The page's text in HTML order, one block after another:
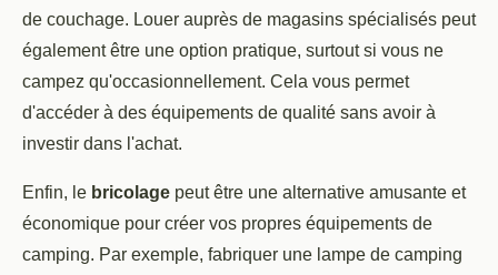
de couchage. Louer auprès de magasins spécialisés peut
également être une option pratique, surtout si vous ne
campez qu'occasionnellement. Cela vous permet
d'accéder à des équipements de qualité sans avoir à
investir dans l'achat.
Enfin, le bricolage peut être une alternative amusante et
économique pour créer vos propres équipements de
camping. Par exemple, fabriquer une lampe de camping